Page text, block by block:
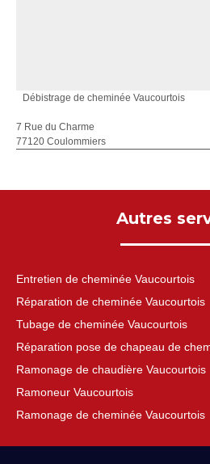
Débistrage de cheminée Vaucourtois
7 Rue du Charme
77120 Coulommiers
Autres
Entretien de cheminée Vaucourtois
Réparation de cheminée Vaucourtois
Tubage de cheminée Vaucourtois
Réparation pose de chapeau de
Ramonage de chaudière Vaucourtois
Ramoneur Vaucourtois
Ramonage de cheminée Vaucourtois